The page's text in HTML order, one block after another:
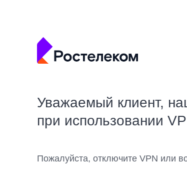
Уважаемый клиент,
при использовании
Пожалуйста, отключите VPN или